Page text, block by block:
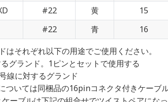
#22 黄 15
#22 青 16
それぞれ以下の用途でご使用ください。
グランド。1ピンとセットで使用する
線に対するグランド
いては同梱品の16pinコネクタ付きケーブ